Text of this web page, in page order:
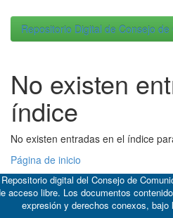
Repositorio Digital de Consejo de
No existen
índice
No existen entradas en el índice
Página de inicio
digital del Consejo de
acceso libre. Los documentos
expresión y derechos conexos, bajo